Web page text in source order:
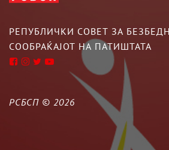
РЕПУБЛИЧКИ СОВЕТ ЗА
СООБРАЌАЈОТ НА ПАТИШТАТА
РСБСП © 2026